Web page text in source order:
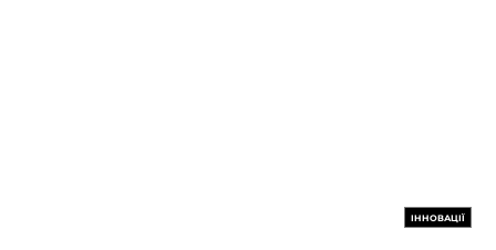
ІННОВАЦІЇ